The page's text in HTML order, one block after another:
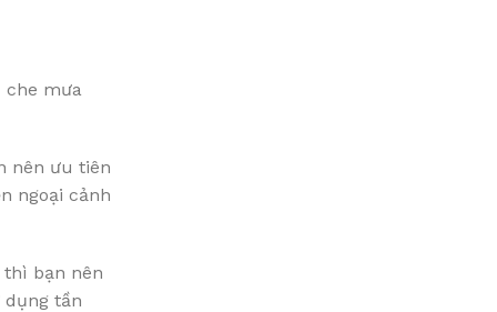
che mưa
nên ưu tiên
ngoại cảnh
bạn nên
tần